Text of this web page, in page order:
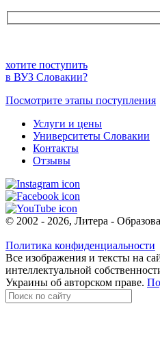
хотите поступить
в ВУЗ Словакии?
Посмотрите этапы поступления
Услуги и цены
Университеты Словакии
Контакты
Отзывы
© 2002 - 2026, Литера -
Политика конфиденциальности
Все изображения и тексты на
интеллектуальной
Украины об авторском праве.